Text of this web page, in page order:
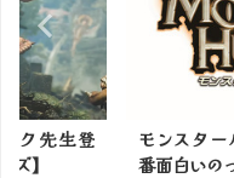
ーズで一
結局モンハ
な